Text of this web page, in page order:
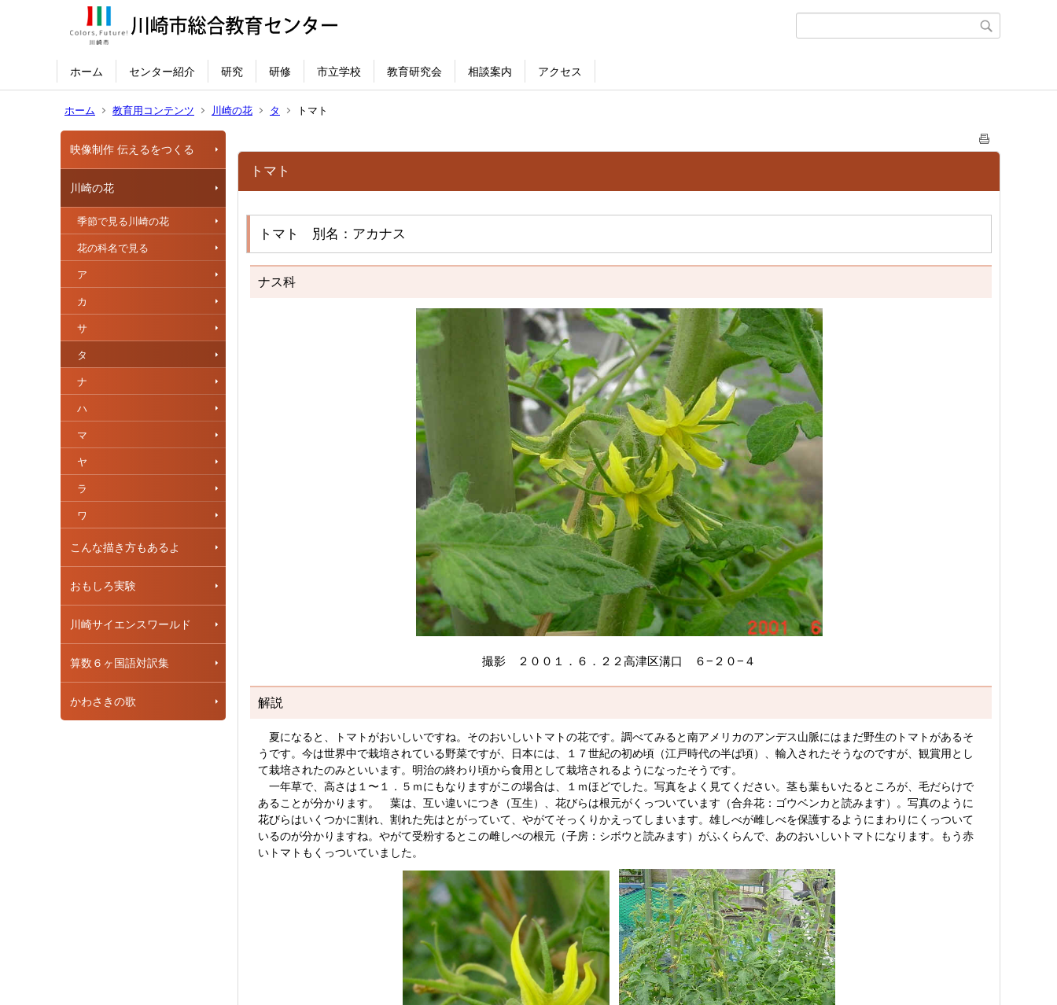
ホーム センター紹介 研究 研修 市立学校 教育研究会 相談案内 アクセス
ホーム 教育用コンテンツ 川崎の花 タ トマト
映像制作 伝えるをつくる
川崎の花
季節で見る川崎の花
花の科名で見る
ア
カ
サ
タ
ナ
ハ
マ
ヤ
ラ
ワ
こんな描き方もあるよ
おもしろ実験
川崎サイエンスワールド
算数６ヶ国語対訳集
かわさきの歌
トマト
トマト 別名：アカナス
ナス科
撮影 ２００１．６．２２高津区溝口 ６−２０−４
解説
夏になると、トマトがおいしいですね。そのおいしいトマトの花です。調べてみると南アメリカのアンデス山脈にはまだ野生のトマトがあるそ
うです。今は世界中で栽培されている野菜ですが、日本には、１７世紀の初め頃（江戸時代の半ば頃）、輸入されたそうなのですが、観賞用とし
て栽培されたのみといいます。明治の終わり頃から食用として栽培されるようになったそうです。
一年草で、高さは１〜１．５ｍにもなりますがこの場合は、１ｍほどでした。写真をよく見てください。茎も葉もいたるところが、毛だらけで
あることが分かります。 葉は、互い違いにつき（互生）、花びらは根元がくっついています（合弁花：ゴウベンカと読みます）。写真のように
花びらはいくつかに割れ、割れた先はとがっていて、やがてそっくりかえってしまいます。雄しべが雌しべを保護するようにまわりにくっついて
いるのが分かりますね。やがて受粉するとこの雌しべの根元（子房：シボウと読みます）がふくらんで、あのおいしいトマトになります。もう赤
いトマトもくっついていました。